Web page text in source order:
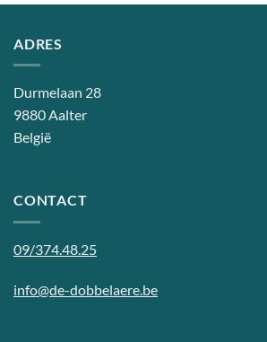
ADRES
Durmelaan 28
9880 Aalter
België
CONTACT
09/374.48.25
info@de-dobbelaere.be